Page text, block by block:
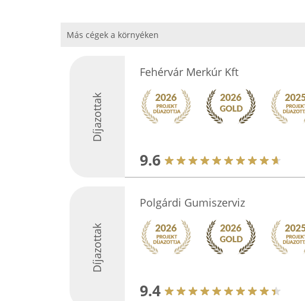
Más cégek a környéken
Díjazottak
Fehérvár Merkúr Kft
9.6
Díjazottak
Polgárdi Gumiszerviz
9.4